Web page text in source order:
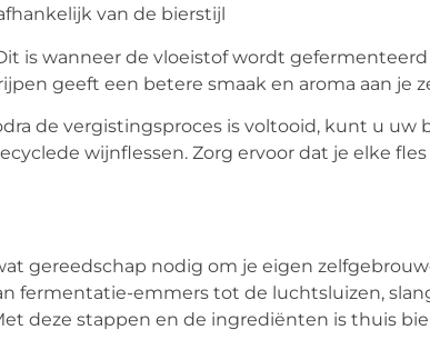
van de bierstijl
is wanneer de vloeistof wordt
geeft een betere smaak en aroma aan je
de vergistingsproces is voltooid, kunt u
wijnflessen. Zorg ervoor dat je elke
gereedschap nodig om je eigen
fermentatie-emmers tot de luchtsluizen,
deze stappen en de ingrediënten is thuis